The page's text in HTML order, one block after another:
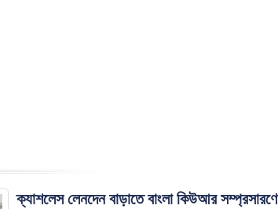
ক্যাশলেস লেনদেন বাড়াতে বাংলা কিউআর সম্প্রসারণে